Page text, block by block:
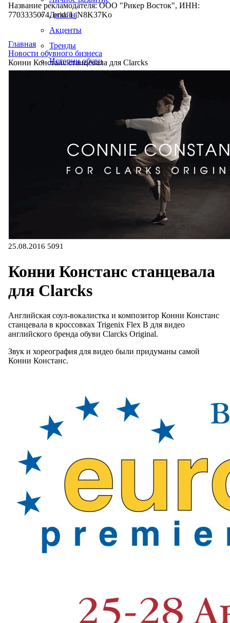
Дизайн
Акценты
Тренды
Истории обуви
Название рекламодателя: ООО "Рикер Восток", ИНН:
7703335074, erid: LjN8K37Ko
Главная
Новости обувного бизнеса
Конни Констанс станцевала для Clarcks
25.08.2016 5091
Конни Констанс станцевала
для Clarcks
Английская соул-вокалистка и композитор Конни Констанс
станцевала в кроссовках Trigenix Flex B для видео
английского бренда обуви Clarcks Original.
Звук и хореография для видео были придуманы самой
Конни Констанс.